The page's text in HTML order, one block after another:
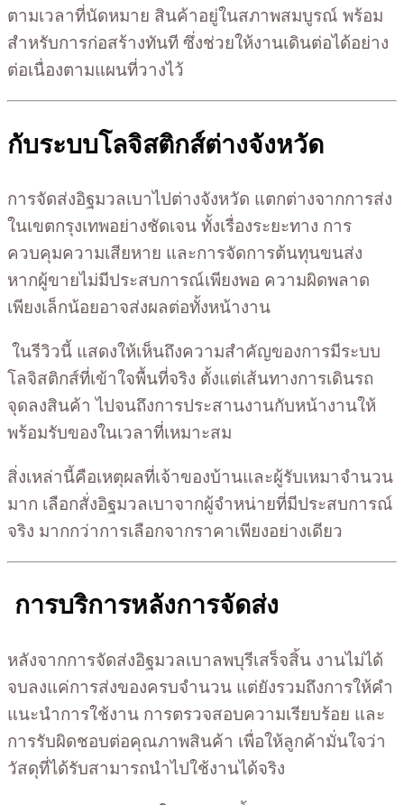
ตามเวลาที่นัดหมาย สินค้าอยู่ในสภาพสมบูรณ์ พร้อม
สำหรับการก่อสร้างทันที ซึ่งช่วยให้งานเดินต่อได้อย่าง
ต่อเนื่องตามแผนที่วางไว้
กับระบบโลจิสติกส์ต่างจังหวัด
การจัดส่งอิฐมวลเบาไปต่างจังหวัด แตกต่างจากการส่ง
ในเขตกรุงเทพอย่างชัดเจน ทั้งเรื่องระยะทาง การ
ควบคุมความเสียหาย และการจัดการต้นทุนขนส่ง
หากผู้ขายไม่มีประสบการณ์เพียงพอ ความผิดพลาด
เพียงเล็กน้อยอาจส่งผลต่อทั้งหน้างาน
ในรีวิวนี้ แสดงให้เห็นถึงความสำคัญของการมีระบบ
โลจิสติกส์ที่เข้าใจพื้นที่จริง ตั้งแต่เส้นทางการเดินรถ
จุดลงสินค้า ไปจนถึงการประสานงานกับหน้างานให้
พร้อมรับของในเวลาที่เหมาะสม
สิ่งเหล่านี้คือเหตุผลที่เจ้าของบ้านและผู้รับเหมาจำนวน
มาก เลือกสั่งอิฐมวลเบาจากผู้จำหน่ายที่มีประสบการณ์
จริง มากกว่าการเลือกจากราคาเพียงอย่างเดียว
การบริการหลังการจัดส่ง
หลังจากการจัดส่งอิฐมวลเบาลพบุรีเสร็จสิ้น งานไม่ได้
จบลงแค่การส่งของครบจำนวน แต่ยังรวมถึงการให้คำ
แนะนำการใช้งาน การตรวจสอบความเรียบร้อย และ
การรับผิดชอบต่อคุณภาพสินค้า เพื่อให้ลูกค้ามั่นใจว่า
วัสดุที่ได้รับสามารถนำไปใช้งานได้จริง